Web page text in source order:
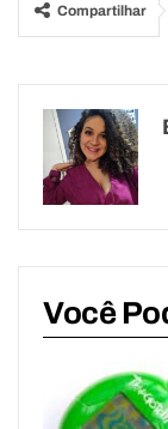
Compartilhar
Você